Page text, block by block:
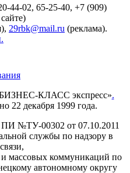
44-02, 65-25-40, +7 (909)
29rbk@mail.ru (реклама).
КЛАСС экспресс».
22 декабря 1999 года.
ПИ №ТУ-00302 от 07.10.2011
службы по надзору в
массовых коммуникаций по
автономному округу